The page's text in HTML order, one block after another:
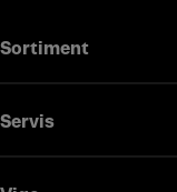
Sortiment
Servis